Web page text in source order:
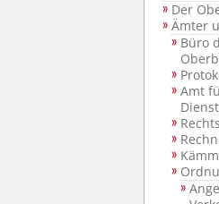
Der
Ämter
Büro
Amt